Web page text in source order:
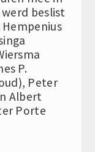
beslist
Hempenius
P.
Peter
Albert
Porte